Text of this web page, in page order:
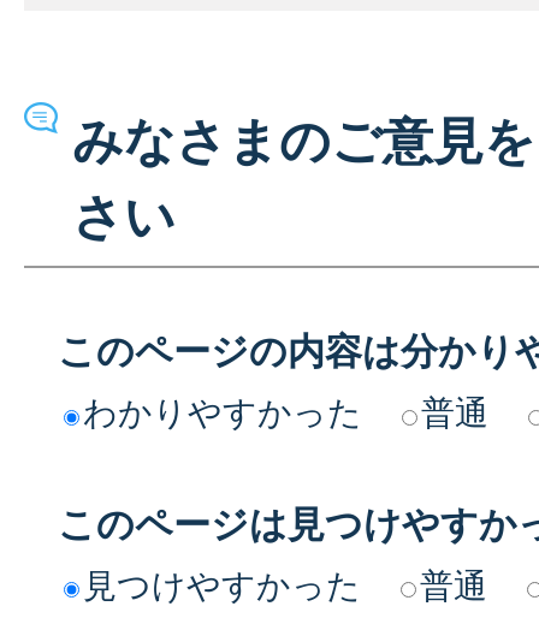
みなさまのご意見
さい
このページの内容は分かり
わかりやすかった 普通
このページは見つけやすか
見つけやすかった 普通